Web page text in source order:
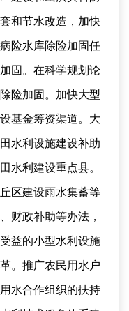
和节水改造，加快
险水库除险加固任
固。在科学规划论
险加固。加快大型
基金筹资渠道。大
水利设施建设补助
水利建设重点县。
区建设雨水集蓄等
财政补助等办法，
益的小型水利设施
。推广农民用水户
水合作组织的扶持